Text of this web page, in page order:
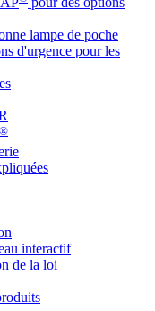
lampe de poche
d'urgence pour les
®
interactif
de la loi